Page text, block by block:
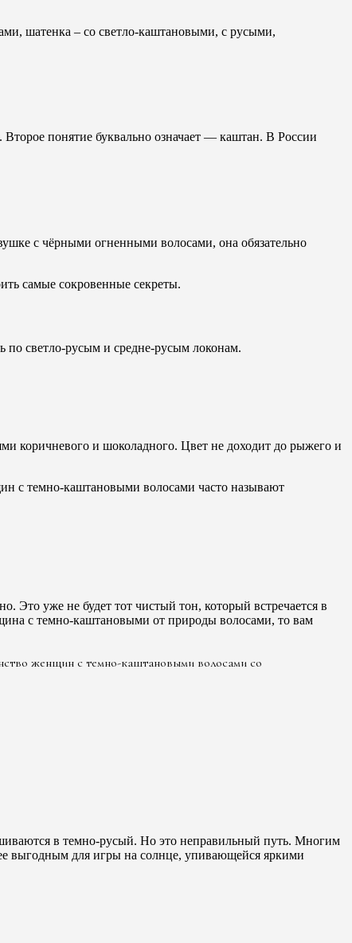
шатенка – со светло-каштановыми, с русыми,
понятие буквально означает — каштан. В России
с чёрными огненными волосами, она обязательно
самые сокровенные секреты.
светло-русым и средне-русым локонам.
коричневого и шоколадного. Цвет не доходит до рыжего и
с темно-каштановыми волосами часто называют
Это уже не будет тот чистый тон, который встречается в
с темно-каштановыми от природы волосами, то вам
женщин с темно-каштановыми волосами со
в темно-русый. Но это неправильный путь. Многим
выгодным для игры на солнце, упивающейся яркими